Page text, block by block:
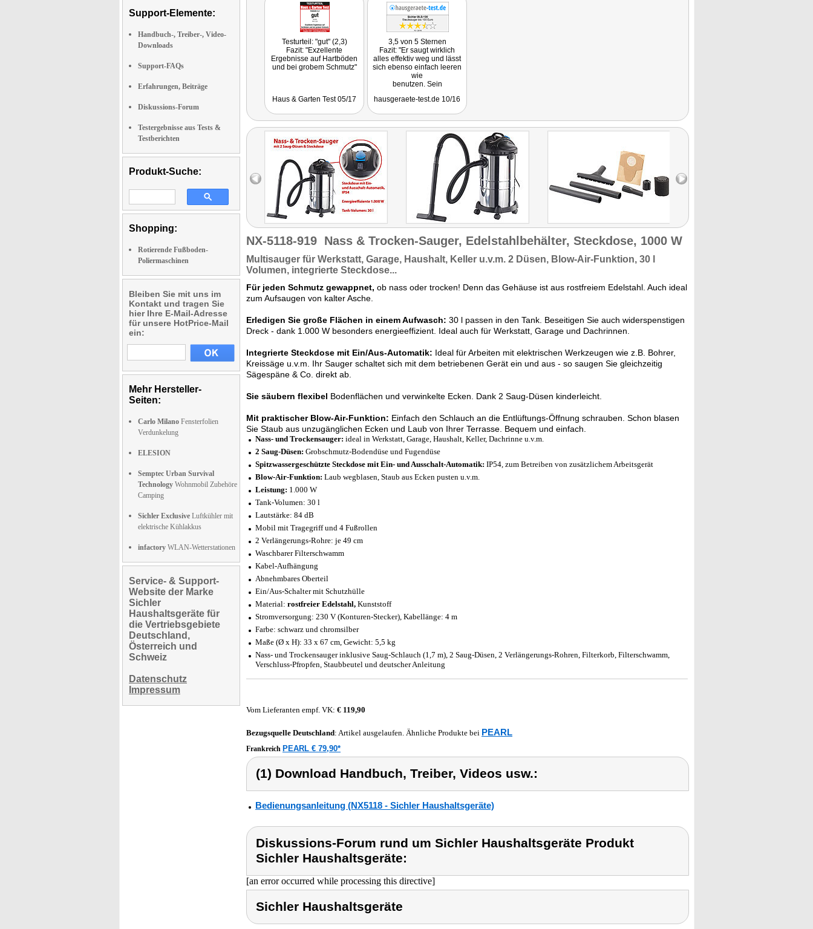
Support-Elemente:
Handbuch-, Treiber-, Video-
Downloads
Support-FAQs
Erfahrungen, Beiträge
Diskussions-Forum
Testergebnisse aus Tests &
Testberichten
Produkt-Suche:
Shopping:
Rotierende Fußboden-
Poliermaschinen
Bleiben Sie mit uns im
Kontakt und tragen Sie
hier Ihre E-Mail-Adresse
für unsere HotPrice-Mail
ein:
Mehr Hersteller-
Seiten:
Carlo Milano Fensterfolien
Verdunkelung
ELESION
Semptec Urban Survival
Technology Wohnmobil Zubehöre
Camping
Sichler Exclusive Luftkühler mit
elektrische Kühlakkus
infactory WLAN-Wetterstationen
Service- & Support-
Website der Marke
Sichler
Haushaltsgeräte für
die Vertriebsgebiete
Deutschland,
Österreich und
Schweiz
Datenschutz
Impressum
Testurteil: "gut" (2,3)
Fazit: "Exzellente
Ergebnisse auf Hartböden
und bei grobem Schmutz"
Haus & Garten Test 05/17
3,5 von 5 Sternen
Fazit: "Er saugt wirklich
alles effektiv weg und lässt
sich ebenso einfach leeren
wie
benutzen. Sein
Elektrogeräten ist ebenso
Zu diesem Preis ein heißer
Tipp für alle, die es vor
allem sauber wollen, und
das schnell und
unkompliziert."
hausgeraete-test.de 10/16
NX-5118-919 Nass & Trocken-Sauger, Edelstahlbehälter, Steckdose, 1000 W
Multisauger für Werkstatt, Garage, Haushalt, Keller u.v.m. 2 Düsen, Blow-Air-Funktion, 30 l
Volumen, integrierte Steckdose...
Für jeden Schmutz gewappnet, ob nass oder trocken! Denn das Gehäuse ist aus rostfreiem Edelstahl. Auch ideal
zum Aufsaugen von kalter Asche.
Erledigen Sie große Flächen in einem Aufwasch: 30 l passen in den Tank. Beseitigen Sie auch widerspenstigen
Dreck - dank 1.000 W besonders energieeffizient. Ideal auch für Werkstatt, Garage und Dachrinnen.
Integrierte Steckdose mit Ein/Aus-Automatik: Ideal für Arbeiten mit elektrischen Werkzeugen wie z.B. Bohrer,
Kreissäge u.v.m. Ihr Sauger schaltet sich mit dem betriebenen Gerät ein und aus - so saugen Sie gleichzeitig
Sägespäne & Co. direkt ab.
Sie säubern flexibel Bodenflächen und verwinkelte Ecken. Dank 2 Saug-Düsen kinderleicht.
Mit praktischer Blow-Air-Funktion: Einfach den Schlauch an die Entlüftungs-Öffnung schrauben. Schon blasen
Sie Staub aus unzugänglichen Ecken und Laub von Ihrer Terrasse. Bequem und einfach.
Nass- und Trockensauger: ideal in Werkstatt, Garage, Haushalt, Keller, Dachrinne u.v.m.
2 Saug-Düsen: Grobschmutz-Bodendüse und Fugendüse
Spitzwassergeschützte Steckdose mit Ein- und Ausschalt-Automatik: IP54, zum Betreiben von zusätzlichem Arbeitsgerät
Blow-Air-Funktion: Laub wegblasen, Staub aus Ecken pusten u.v.m.
Leistung: 1.000 W
Tank-Volumen: 30 l
Lautstärke: 84 dB
Mobil mit Tragegriff und 4 Fußrollen
2 Verlängerungs-Rohre: je 49 cm
Waschbarer Filterschwamm
Kabel-Aufhängung
Abnehmbares Oberteil
Ein/Aus-Schalter mit Schutzhülle
Material: rostfreier Edelstahl, Kunststoff
Stromversorgung: 230 V (Konturen-Stecker), Kabellänge: 4 m
Farbe: schwarz und chromsilber
Maße (Ø x H): 33 x 67 cm, Gewicht: 5,5 kg
Nass- und Trockensauger inklusive Saug-Schlauch (1,7 m), 2 Saug-Düsen, 2 Verlängerungs-Rohren, Filterkorb, Filterschwamm,
Verschluss-Pfropfen, Staubbeutel und deutscher Anleitung
Vom Lieferanten empf. VK: € 119,90
Bezugsquelle Deutschland: Artikel ausgelaufen. Ähnliche Produkte bei PEARL
Frankreich PEARL € 79,90*
(1) Download Handbuch, Treiber, Videos usw.:
Bedienungsanleitung (NX5118 - Sichler Haushaltsgeräte)
Diskussions-Forum rund um Sichler Haushaltsgeräte Produkt
Sichler Haushaltsgeräte:
[an error occurred while processing this directive]
Sichler Haushaltsgeräte